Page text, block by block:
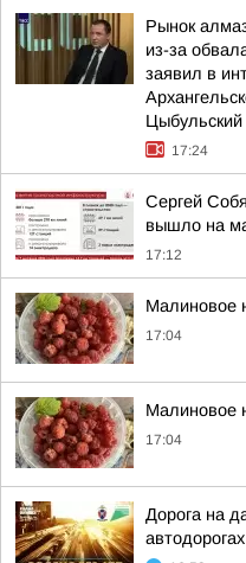
Рынок
из-за
заявил в
Цыбульский
17:24
Сергей
вышло на
17:12
Малиновое
17:04
Малиновое
17:04
Дорога на
автодорогах